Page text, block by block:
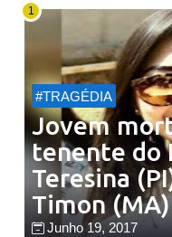
#TRAGÉDIA
Jovem
tenente do
Teresina
Timon (MA)
Junho 19, 2017